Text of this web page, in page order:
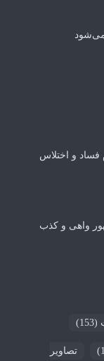
می‌شود
فساد و اختلاس
واهی و کذب
(153)
تصاویر